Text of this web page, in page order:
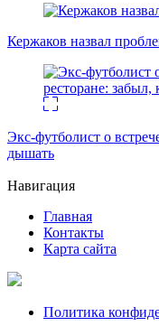
Кержаков назвал
Экс-футболист о
дышать
Навигация
Главная
Контакты
Карта сайта
Политика